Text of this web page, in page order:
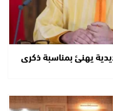
يهنئ بمناسبة ذكرى